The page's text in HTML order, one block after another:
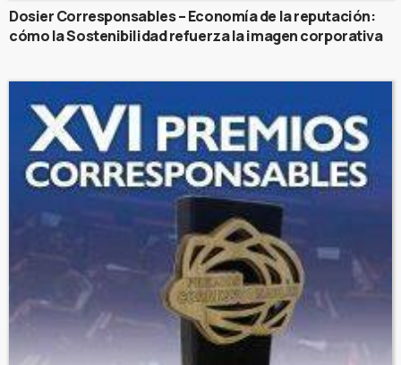
Dosier Corresponsables – Economía de la reputación:
cómo la Sostenibilidad refuerza la imagen corporativa